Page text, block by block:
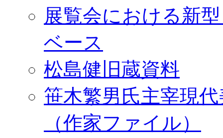
展覧会における新
ベース
松島健旧蔵資料
笹木繁男氏主宰現
（作家ファイル）